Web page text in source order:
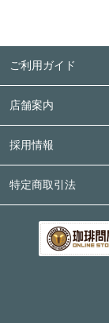
ご利用ガイド
店舗案内
採用情報
特定商取引法